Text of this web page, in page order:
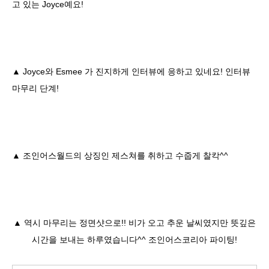
고 있는 Joyce예요!
▲ Joyce와 Esmee 가 진지하게 인터뷰에 응하고 있네요! 인터뷰
마무리 단계!
▲ 조인어스월드의 상징인 제스쳐를 취하고 수줍게 찰칵^^
▲ 역시 마무리는 정면샷으로!! 비가 오고 추운 날씨였지만 뜻깊은
시간을 보내는 하루였습니다^^ 조인어스코리아 파이팅!